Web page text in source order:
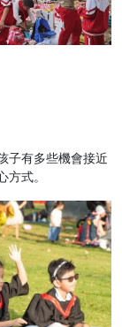
子有多些機會接近
式。